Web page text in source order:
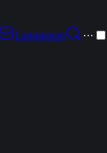
Langganan
···